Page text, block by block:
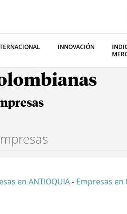
INNOVACIÓN
en ANTIOQUIA - Empresas en